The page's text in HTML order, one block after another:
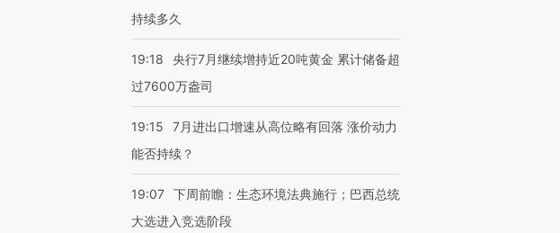
持续多久
19:18
央行7月继续增持近20吨黄金 累计储备超
过7600万盎司
19:15
7月进出口增速从高位略有回落 涨价动力
能否持续？
19:07 下周前瞻：生态环境法典施行；巴西总统
大选进入竞选阶段